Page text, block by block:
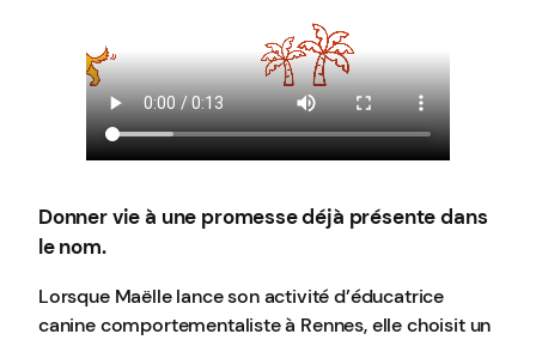
Donner vie à une promesse déjà présente dans
le nom.
Lorsque Maëlle lance son activité d’éducatrice
canine comportementaliste à Rennes, elle choisit un